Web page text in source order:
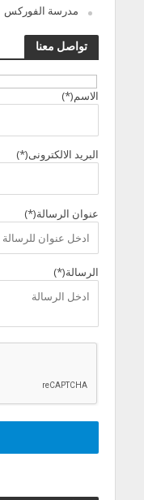
مدرسة الفوركس
تواصل معنا
الاسم(*)
البريد الالكترونى(*)
عنوان الرسالة(*)
الرسالة(*)